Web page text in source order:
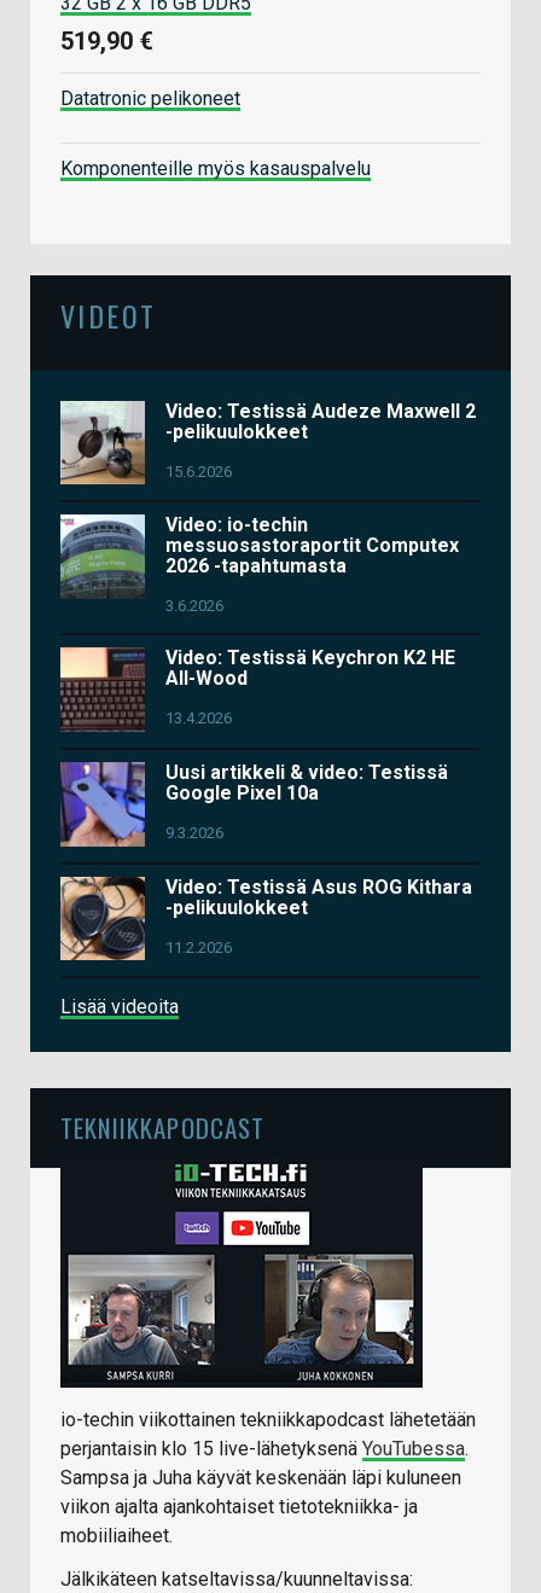
519,90 €
Datatronic pelikoneet
Komponenteille myös kasauspalvelu
VIDEOT
Video: Testissä Audeze Maxwell 2
-pelikuulokkeet
15.6.2026
Video: io-techin
messuosastoraportit Computex
2026 -tapahtumasta
3.6.2026
Video: Testissä Keychron K2 HE
All-Wood
13.4.2026
Uusi artikkeli & video: Testissä
Google Pixel 10a
9.3.2026
Video: Testissä Asus ROG Kithara
-pelikuulokkeet
11.2.2026
Lisää videoita
TEKNIIKKAPODCAST
io-techin viikottainen tekniikkapodcast lähetetään
perjantaisin klo 15 live-lähetyksenä YouTubessa.
Sampsa ja Juha käyvät keskenään läpi kuluneen
viikon ajalta ajankohtaiset tietotekniikka- ja
mobiiliaiheet.
Jälkikäteen katseltavissa/kuunneltavissa: